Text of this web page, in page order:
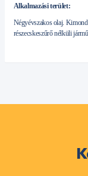
Alkalmazási terület:
Négyévszakos olaj.
részecskeszűrő nélküli